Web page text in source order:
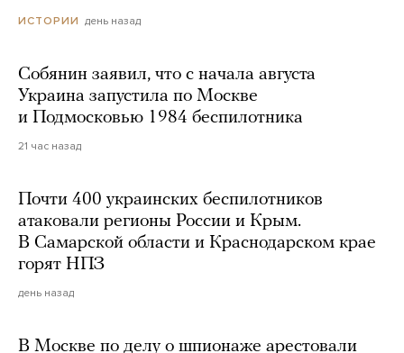
ИСТОРИИ день назад
Собянин заявил, что с начала августа
Украина запустила по Москве
и Подмосковью 1984 беспилотника
21 час назад
Почти 400 украинских беспилотников
атаковали регионы России и Крым.
В Самарской области и Краснодарском крае
горят НПЗ
день назад
В Москве по делу о шпионаже арестовали